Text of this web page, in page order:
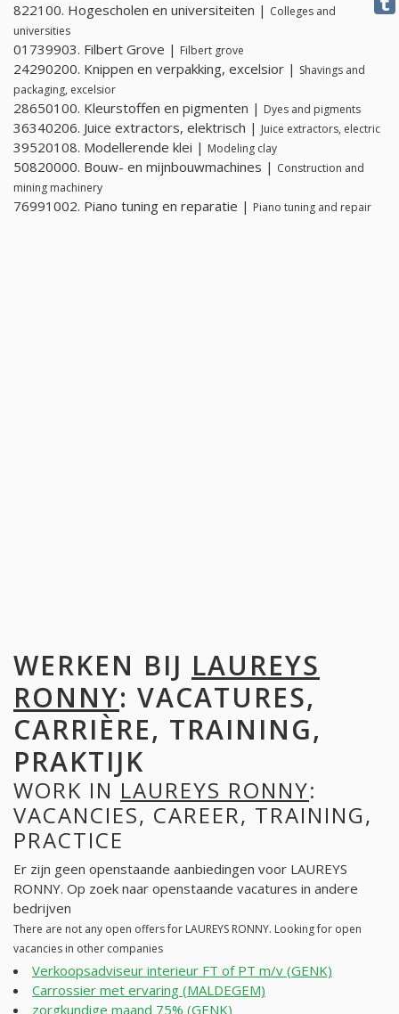
822100. Hogescholen en universiteiten | Colleges and
universities
01739903. Filbert Grove | Filbert grove
24290200. Knippen en verpakking, excelsior | Shavings and
packaging, excelsior
28650100. Kleurstoffen en pigmenten | Dyes and pigments
36340206. Juice extractors, elektrisch | Juice extractors, electric
39520108. Modellerende klei | Modeling clay
50820000. Bouw- en mijnbouwmachines | Construction and
mining machinery
76991002. Piano tuning en reparatie | Piano tuning and repair
WERKEN BIJ LAUREYS
RONNY: VACATURES,
CARRIÈRE, TRAINING,
PRAKTIJK
WORK IN LAUREYS RONNY:
VACANCIES, CAREER, TRAINING,
PRACTICE
Er zijn geen openstaande aanbiedingen voor LAUREYS
RONNY. Op zoek naar openstaande vacatures in andere
bedrijven
There are not any open offers for LAUREYS RONNY. Looking for open
vacancies in other companies
Verkoopsadviseur interieur FT of PT m/v (GENK)
Carrossier met ervaring (MALDEGEM)
zorgkundige maand 75% (GENK)